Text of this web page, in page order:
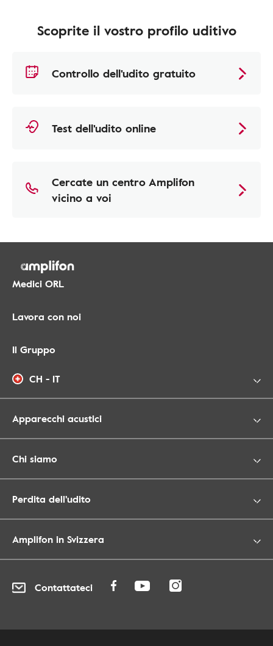
Scoprite il vostro profilo uditivo
Controllo dell'udito gratuito
Test dell'udito online
Cercate un centro Amplifon
vicino a voi
Medici ORL
Lavora con noi
Il Gruppo
CH - IT
Apparecchi acustici
Chi siamo
Perdita dell'udito
Amplifon in Svizzera
Contattateci